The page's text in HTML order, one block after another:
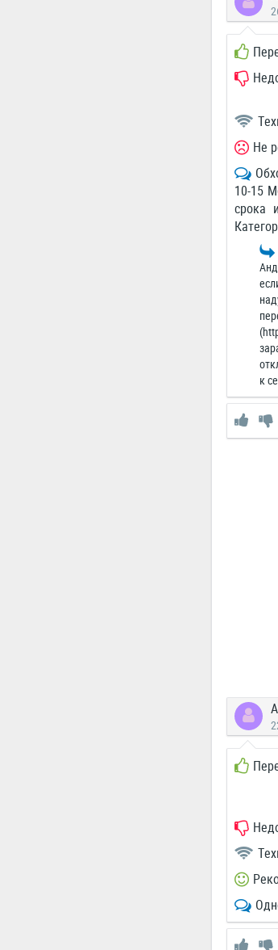
Не
10-15
срока
к